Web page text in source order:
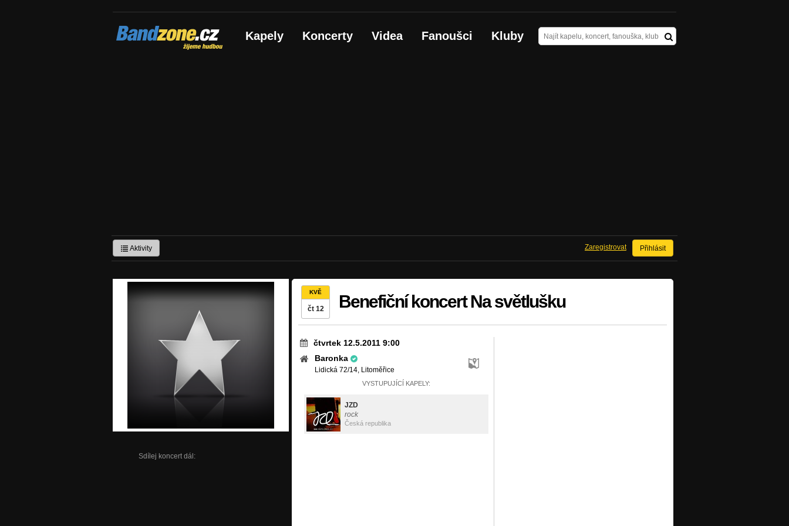
Bandzone.cz
žijeme hudbou Kapely Koncerty Videa Fanoušci Kluby
Aktivity Přihlásit
Zaregistrovat
Sdílej koncert dál:
KVĚ
čt 12 Benefiční koncert Na světlušku
čtvrtek 12.5.2011 9:00
Baronka
Lidická 72/14, Litoměřice
VYSTUPUJÍCÍ KAPELY:
JZD
rock
Česká republika